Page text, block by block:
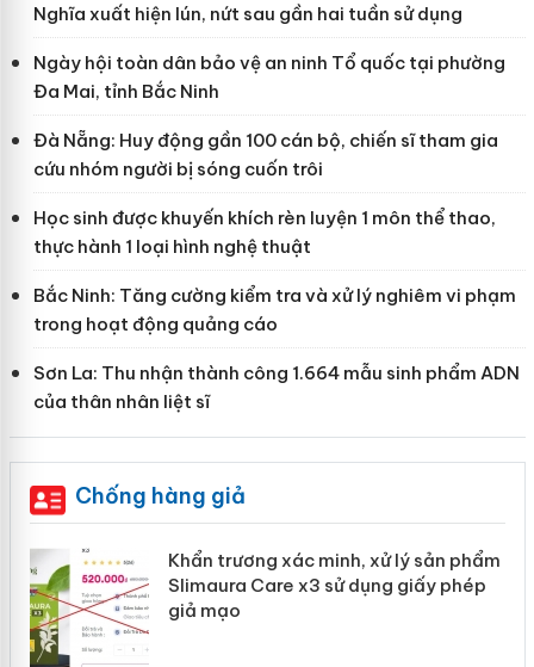
Nghĩa xuất hiện lún, nứt sau gần hai tuần sử dụng
Ngày hội toàn dân bảo vệ an ninh Tổ quốc tại phường
Đa Mai, tỉnh Bắc Ninh
Đà Nẵng: Huy động gần 100 cán bộ, chiến sĩ tham gia
cứu nhóm người bị sóng cuốn trôi
Học sinh được khuyến khích rèn luyện 1 môn thể thao,
thực hành 1 loại hình nghệ thuật
Bắc Ninh: Tăng cường kiểm tra và xử lý nghiêm vi phạm
trong hoạt động quảng cáo
Sơn La: Thu nhận thành công 1.664 mẫu sinh phẩm ADN
của thân nhân liệt sĩ
Chống hàng giả
Khẩn trương xác minh, xử lý sản phẩm
Slimaura Care x3 sử dụng giấy phép
giả mạo